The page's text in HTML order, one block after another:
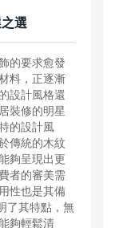
選
的要求愈發
料，正逐漸
設計風格還
裝修的明星
的設計風
傳統的木紋
夠呈現出更
者的審美需
性也是其備
了其特點，無
夠輕鬆清